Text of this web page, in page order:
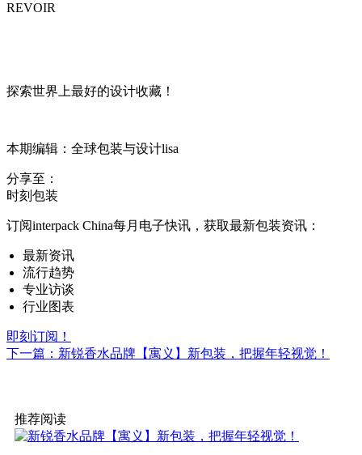
REVOIR
探索世界上最好的设计收藏！
本期编辑：全球包装与设计lisa
分享至：
时刻包装
订阅interpack China每月电子快讯，获取最新包装资讯：
最新资讯
流行趋势
专业访谈
行业图表
即刻订阅！
下一篇：新锐香水品牌【寓义】新包装，把握年轻视觉！
推荐阅读